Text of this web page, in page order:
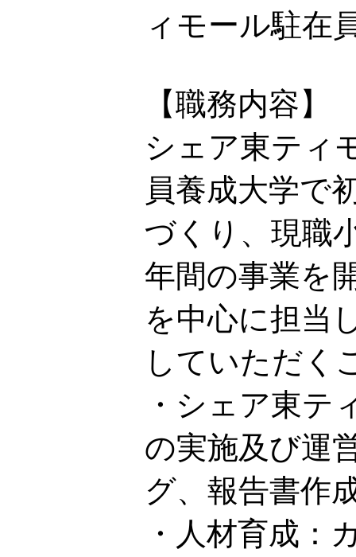
ィモール駐在
【職務内容】
シェア東ティ
員養成大学で
づくり、現職
年間の事業を
を中心に担当
していただく
・シェア東テ
の実施及び運
グ、報告書作
・人材育成：